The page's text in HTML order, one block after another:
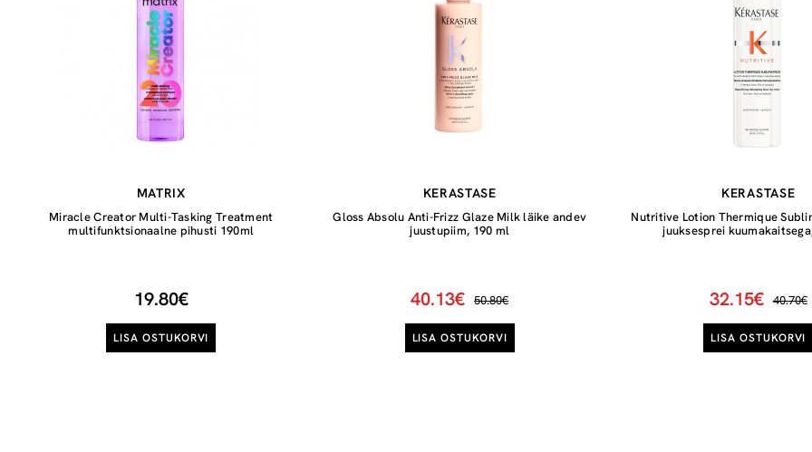
MATRIX
Miracle Creator Multi-Tasking Treatment
multifunktsionaalne pihusti 190ml
19.80€
LISA OSTUKORVI
KERASTASE
Gloss Absolu Anti-Frizz Glaze Milk läike andev
juustupiim, 190 ml
40.13€ 50.80€
LISA OSTUKORVI
KERASTASE
Nutritive Lotion Thermique
juuksesprei
32.15€ 40.70€
LISA OSTUKORVI